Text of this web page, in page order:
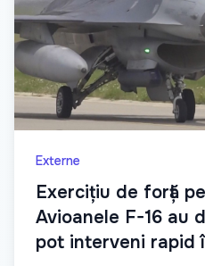
Externe
Exercițiu de forță
Avioanele F-16 au
pot interveni rapid